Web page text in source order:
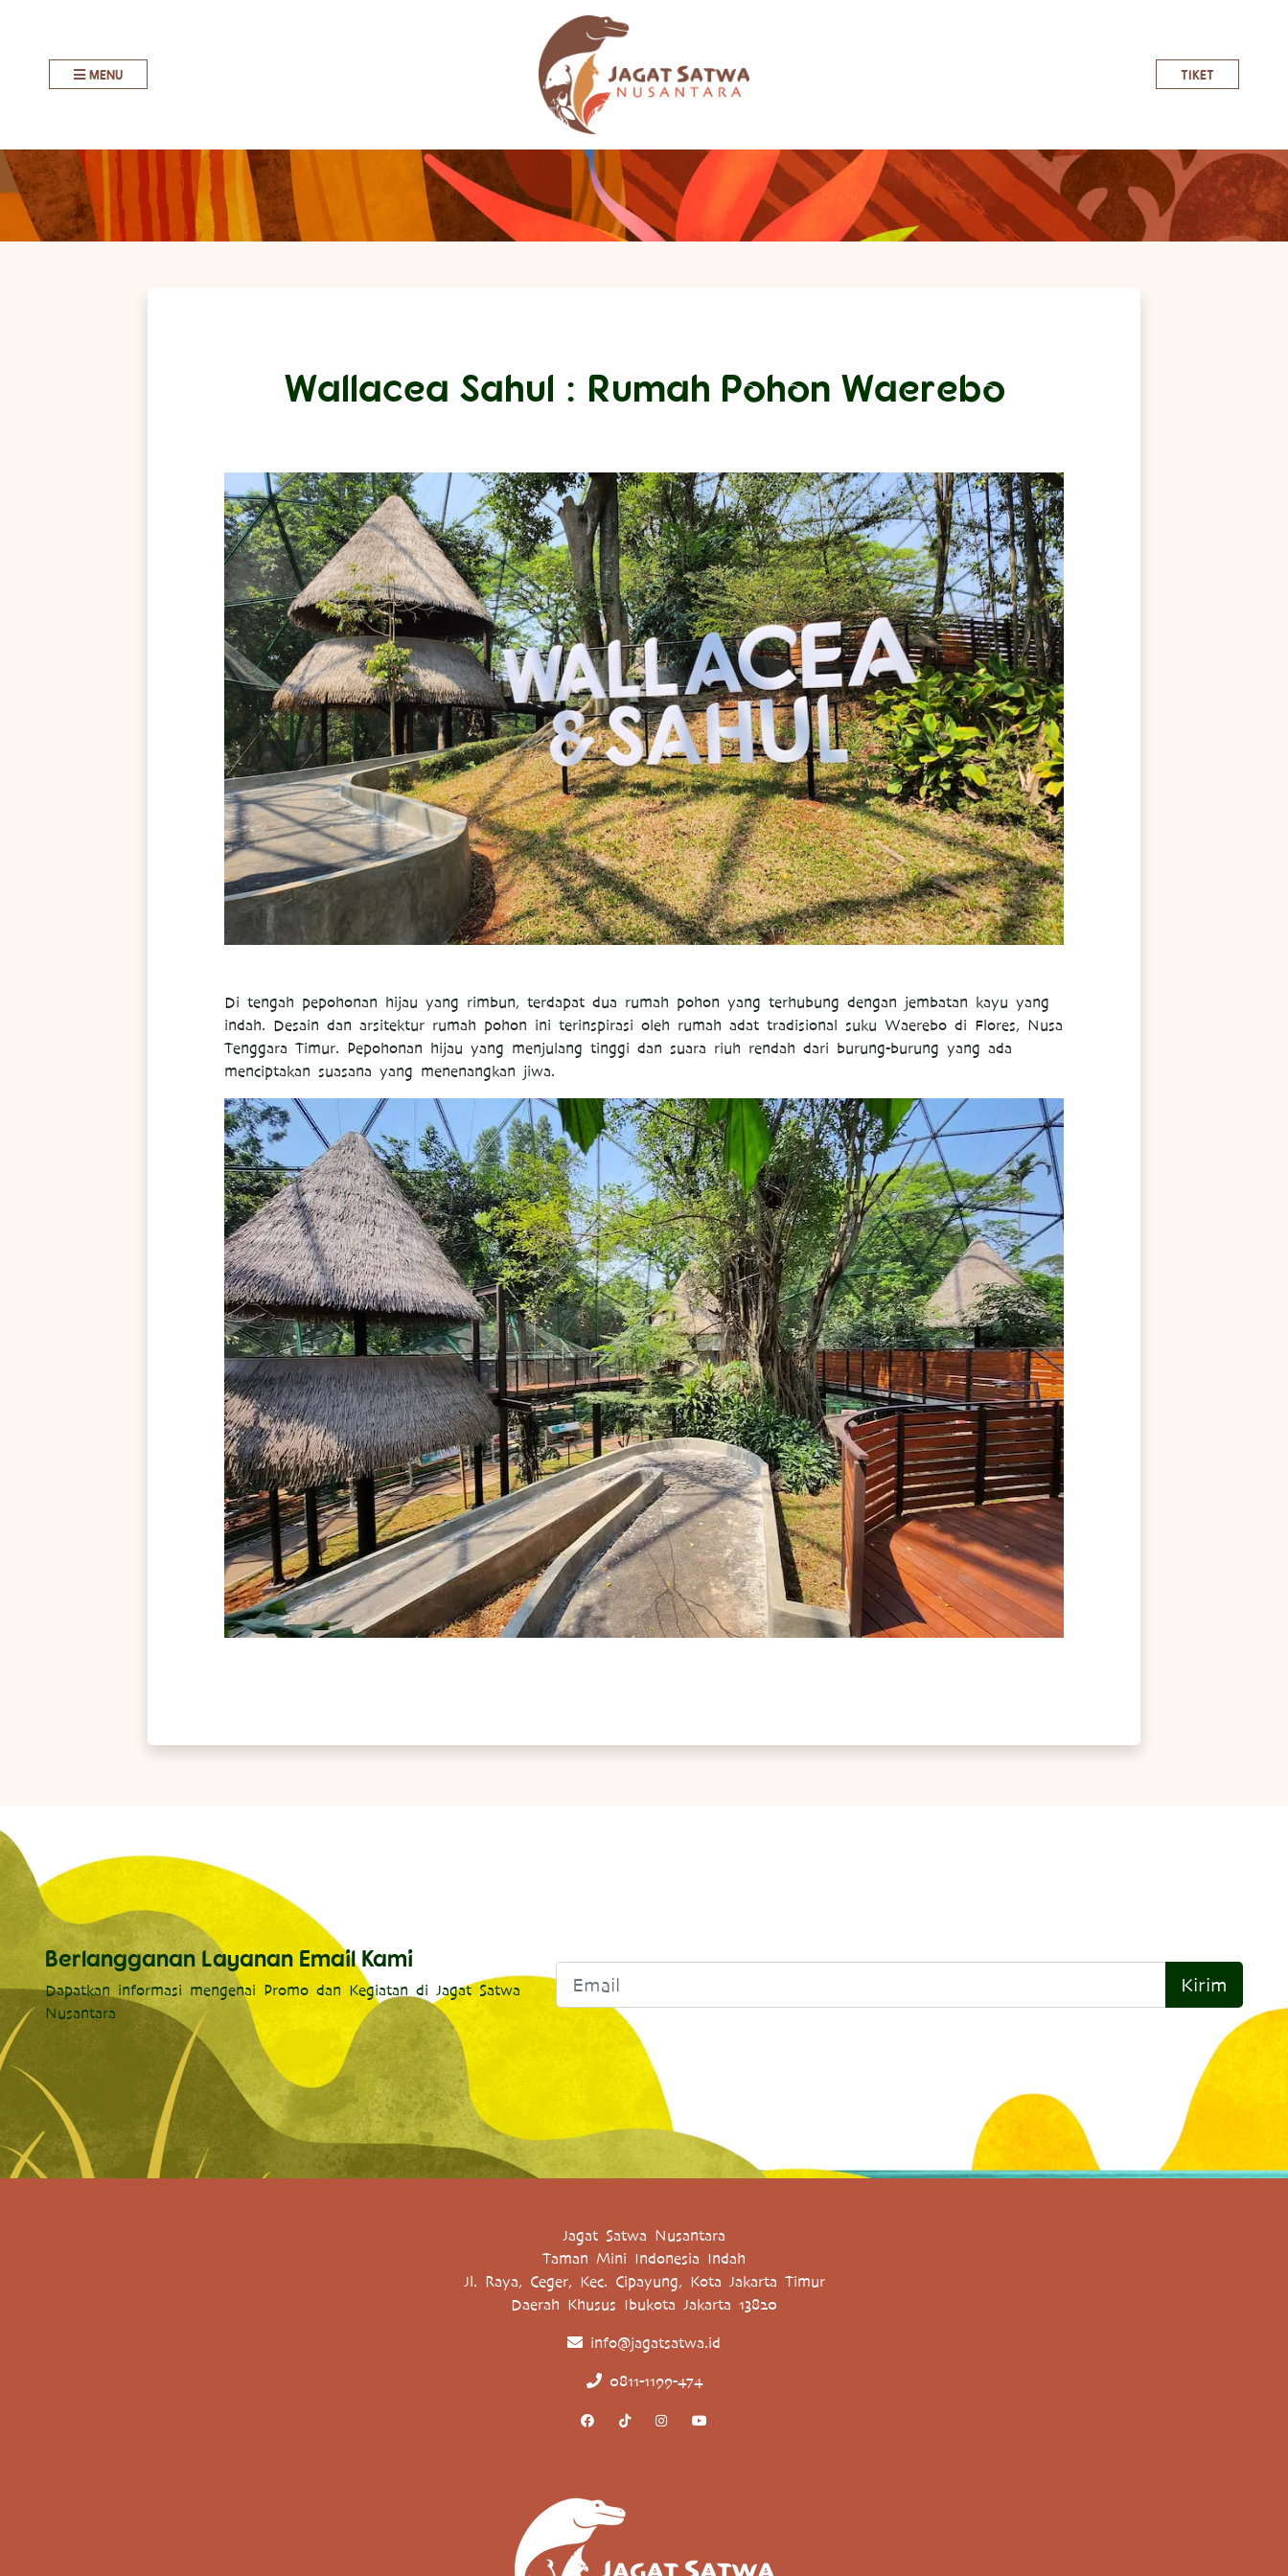
MENU TIKET
Wallacea Sahul : Rumah Pohon Waerebo
Di tengah pepohonan hijau yang rimbun, terdapat dua rumah pohon yang terhubung dengan jembatan kayu yang
indah. Desain dan arsitektur rumah pohon ini terinspirasi oleh rumah adat tradisional suku Waerebo di Flores, Nusa
Tenggara Timur. Pepohonan hijau yang menjulang tinggi dan suara riuh rendah dari burung-burung yang ada
menciptakan suasana yang menenangkan jiwa.
Berlangganan Layanan Email Kami
Dapatkan informasi mengenai Promo dan Kegiatan di Jagat Satwa
Nusantara
Kirim
Jagat Satwa Nusantara
Taman Mini Indonesia Indah
Jl. Raya, Ceger, Kec. Cipayung, Kota Jakarta Timur
Daerah Khusus Ibukota Jakarta 13820
info@jagatsatwa.id
0811-1199-474